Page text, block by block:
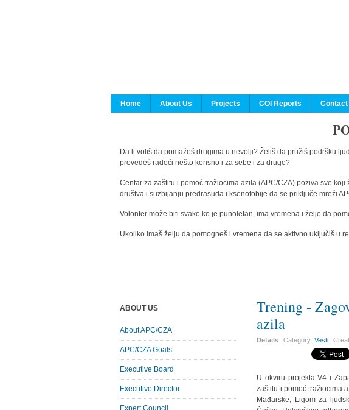
Home
About Us Projects COI Reports Contact
Da li voliš da pomažeš drugima u nevolji? Želiš da pružiš podršku
provedeš radeći nešto korisno i za sebe i za druge?
Centar za zaštitu i pomoć tražiocima azila (APC/CZA) poziva sve
društva i suzbijanju predrasuda i ksenofobije da se priključe mreži
Volonter može biti svako ko je punoletan, ima vremena i želje da
Ukoliko imaš želju da pomogneš i vremena da se aktivno uključiš u
Trening -
azila
Details Category:Vesti
U okviru projekta V4 i
zaštitu i pomoć tražiocima
Mađarske, Ligom za
ABOUT US
About APC/CZA
APC/CZA Goals
Executive Board
Executive Director
Expert Council